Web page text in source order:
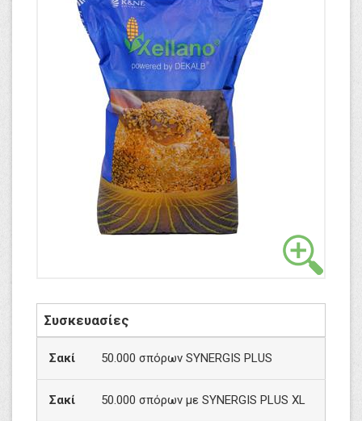
Συσκευασίες
Σακί 50.000 σπόρων SYNERGIS PLUS
Σακί 50.000 σπόρων με SYNERGIS PLUS XL